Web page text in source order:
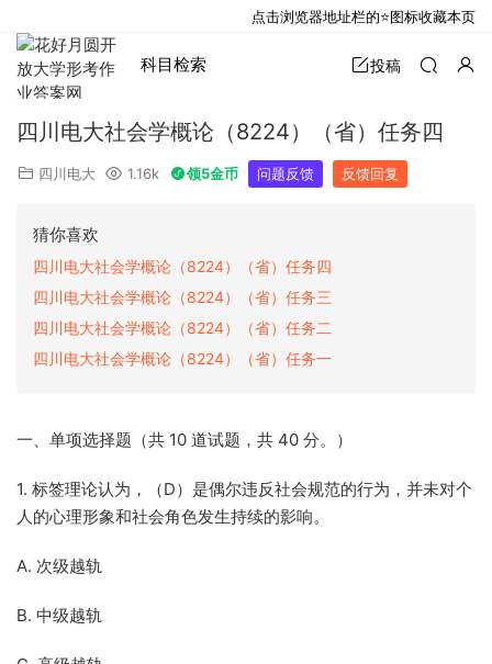
科目检索 投稿
四川电大社会学概论（8224）（省）任务四
四川电大 1.16k 领5金币 问题反馈 反馈回复
猜你喜欢
四川电大社会学概论（8224）（省）任务四
四川电大社会学概论（8224）（省）任务三
四川电大社会学概论（8224）（省）任务二
四川电大社会学概论（8224）（省）任务一
一、单项选择题（共 10 道试题，共 40 分。）
1. 标签理论认为，（D）是偶尔违反社会规范的行为，并未对个
人的心理形象和社会角色发生持续的影响。
A. 次级越轨
B. 中级越轨
点击浏览器地址栏的⭐图标收藏本页